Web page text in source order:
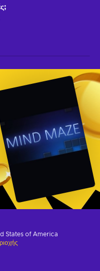
States of America